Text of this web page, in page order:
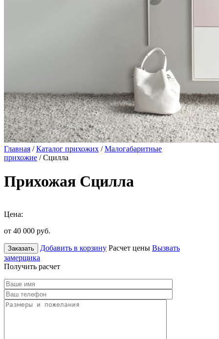
Главная /Каталог прихожих /Малогабаритные
прихожие / Сцилла
Прихожая Сцилла
Цена:
от 40 000 руб.
Заказать Добавить в корзину Расчет цены Вызвать
замерщика
Получить расчет